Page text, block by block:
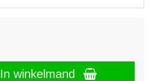
In winkelmand